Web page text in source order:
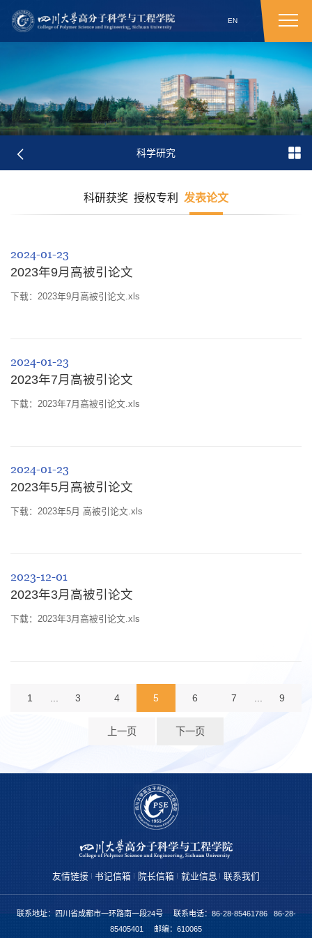
EN
科学研究
科研获奖 授权专利 发表论文
2024-01-23
2023年9月高被引论文
下载：2023年9月高被引论文.xls
2024-01-23
2023年7月高被引论文
下载：2023年7月高被引论文.xls
2024-01-23
2023年5月高被引论文
下载：2023年5月 高被引论文.xls
2023-12-01
2023年3月高被引论文
下载：2023年3月高被引论文.xls
1 ... 3 4 5 6 7 ... 9
上一页 下一页
友情链接 书记信箱 院长信箱 就业信息 联系我们
联系地址：四川省成都市一环路南一段24号 联系电话：86-28-85461786 86-28-
85405401 邮编：610065